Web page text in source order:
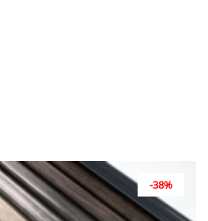
-38%